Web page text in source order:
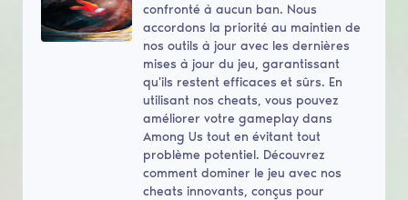
confronté à aucun ban. Nous
accordons la priorité au maintien de
nos outils à jour avec les dernières
mises à jour du jeu, garantissant
qu'ils restent efficaces et sûrs. En
utilisant nos cheats, vous pouvez
améliorer votre gameplay dans
Among Us tout en évitant tout
problème potentiel. Découvrez
comment dominer le jeu avec nos
cheats innovants, conçus pour